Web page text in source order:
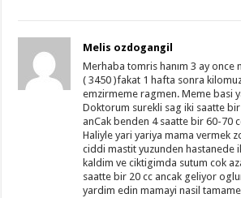
Melis ozdogangil
Merhaba tomris hanım 3 ay once
( 3450 )fakat 1 hafta sonra
emzirmeme ragmen. Meme basi
Doktorum surekli sag iki saatte
anCak benden 4 saatte bir 60-70
Haliyle yari yariya mama vermek
ciddi mastit yuzunden hastanede
kaldim ve ciktigimda sutum cok
saatte bir 20 cc ancak geliyor
yardim edin mamayi nasil